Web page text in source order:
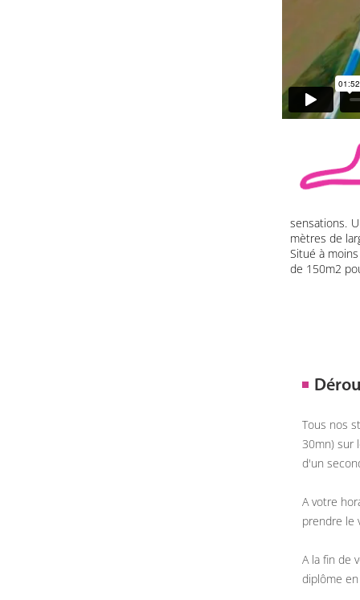
Tous nos
30mn) sur
d'un
A votre
prendre le
A la fin de
diplôme
sensations.
mètres de
Situé à
de 150m2